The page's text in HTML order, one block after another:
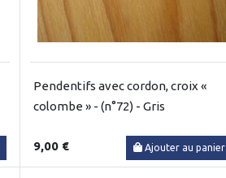
Pendentifs avec cordon, croix «
colombe » - (n°72) - Gris
9,00 € Ajouter au panier